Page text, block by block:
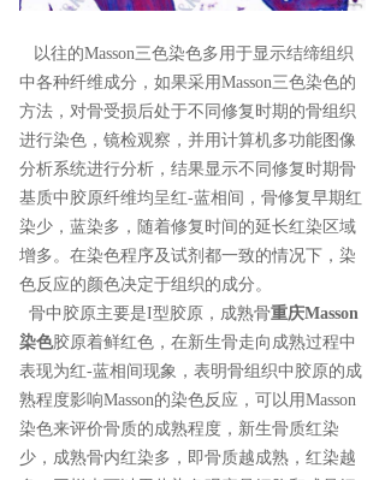
以往的Masson三色染色多用于显示结缔组织
中各种纤维成分，如果采用Masson三色染色的
方法，对骨受损后处于不同修复时期的骨组织
进行染色，镜检观察，并用计算机多功能图像
分析系统进行分析，结果显示不同修复时期骨
基质中胶原纤维均呈红-蓝相间，骨修复早期红
染少，蓝染多，随着修复时间的延长红染区域
增多。在染色程序及试剂都一致的情况下，染
色反应的颜色决定于组织的成分。
骨中胶原主要是I型胶原，成熟骨重庆Masson
染色胶原着鲜红色，在新生骨走向成熟过程中
表现为红-蓝相间现象，表明骨组织中胶原的成
熟程度影响Masson的染色反应，可以用Masson
染色来评价骨质的成熟程度，新生骨质红染
少，成熟骨内红染多，即骨质越成熟，红染越